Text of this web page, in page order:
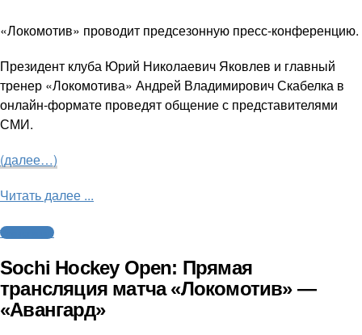
«Локомотив» проводит предсезонную пресс-конференцию.
Президент клуба Юрий Николаевич Яковлев и главный
тренер «Локомотива» Андрей Владимирович Скабелка в
онлайн-формате проведят общение с представителями
СМИ.
(далее…)
Читать далее ...
Трансляции
Sochi Hockey Open: Прямая
трансляция матча «Локомотив» —
«Авангард»